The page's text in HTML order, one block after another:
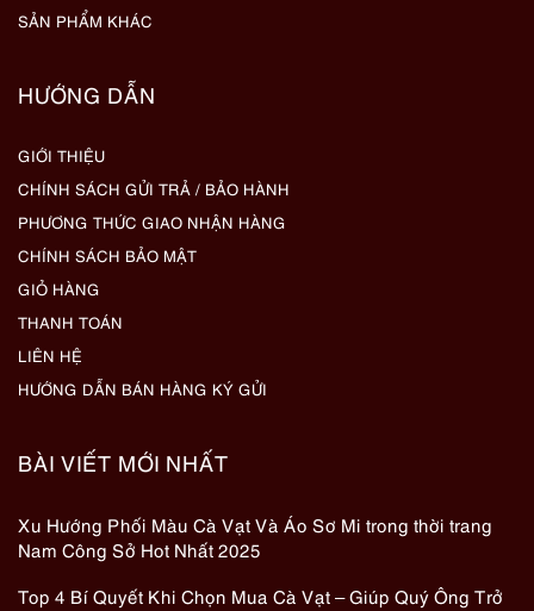
SẢN PHẨM KHÁC
HƯỚNG DẪN
GIỚI THIỆU
CHÍNH SÁCH GỬI TRẢ / BẢO HÀNH
PHƯƠNG THỨC GIAO NHẬN HÀNG
CHÍNH SÁCH BẢO MẬT
GIỎ HÀNG
THANH TOÁN
LIÊN HỆ
HƯỚNG DẪN BÁN HÀNG KÝ GỬI
BÀI VIẾT MỚI NHẤT
Xu Hướng Phối Màu Cà Vạt Và Áo Sơ Mi trong thời trang
Nam Công Sở Hot Nhất 2025
Top 4 Bí Quyết Khi Chọn Mua Cà Vạt – Giúp Quý Ông Trở